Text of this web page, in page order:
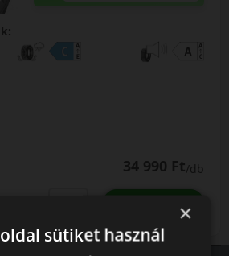
34 990 Ft/db
×
sütiket használ